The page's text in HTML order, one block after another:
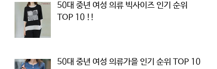
50대 중년 여성 의류 빅사이즈 인기 순위
TOP 10 !!
50대 중년 여성 의류가을 인기 순위 TOP 10